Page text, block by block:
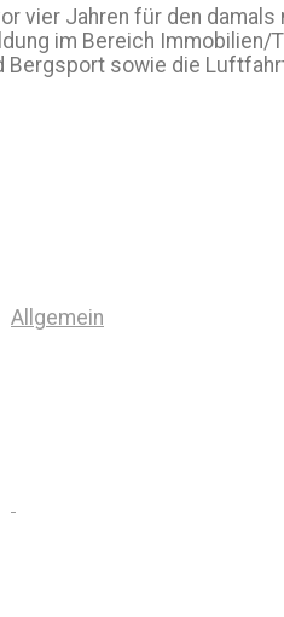
vier Jahren für den
im Bereich
Bergsport sowie die
Allgemein